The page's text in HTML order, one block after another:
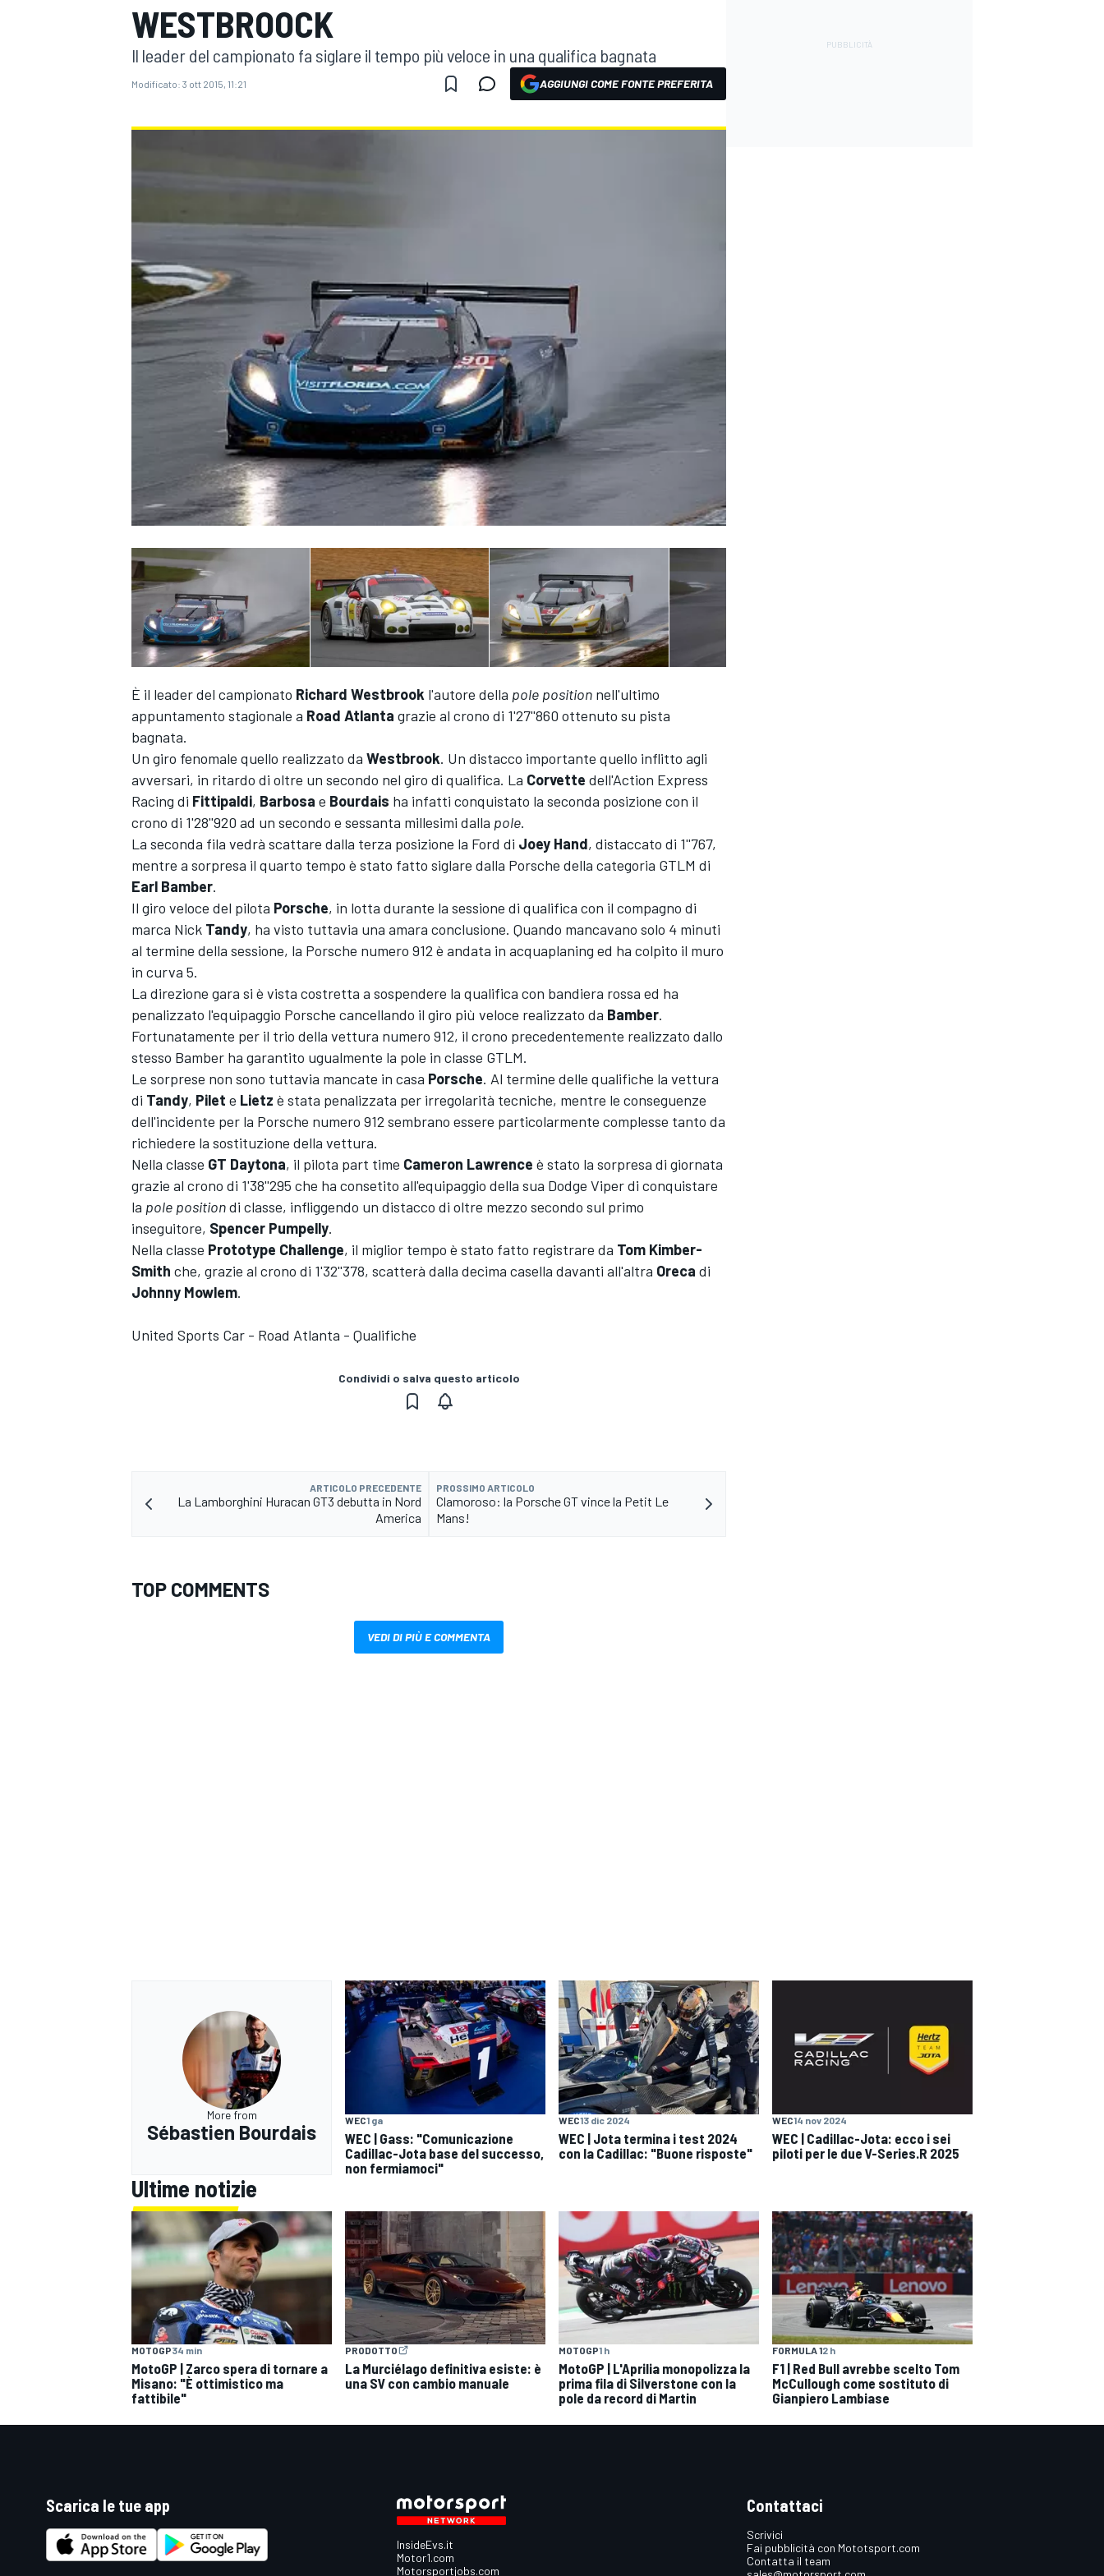
MOTOGP WEC
MONOPOSTO
WESTBROOCK
Il leader del campionato fa siglare il tempo più veloce in una qualifica bagnata
Modificato: 3 ott 2015, 11:21 AGGIUNGI COME FONTE PREFERITA
È il leader del campionato Richard Westbrook l'autore della pole position nell'ultimo
appuntamento stagionale a Road Atlanta grazie al crono di 1'27''860 ottenuto su pista
bagnata.
Un giro fenomale quello realizzato da Westbrook. Un distacco importante quello inflitto agli
avversari, in ritardo di oltre un secondo nel giro di qualifica. La Corvette dell'Action Express
Racing di Fittipaldi, Barbosa e Bourdais ha infatti conquistato la seconda posizione con il
crono di 1'28''920 ad un secondo e sessanta millesimi dalla pole.
La seconda fila vedrà scattare dalla terza posizione la Ford di Joey Hand, distaccato di 1''767,
mentre a sorpresa il quarto tempo è stato fatto siglare dalla Porsche della categoria GTLM di
Earl Bamber.
Il giro veloce del pilota Porsche, in lotta durante la sessione di qualifica con il compagno di
marca Nick Tandy, ha visto tuttavia una amara conclusione. Quando mancavano solo 4 minuti
al termine della sessione, la Porsche numero 912 è andata in acquaplaning ed ha colpito il muro
in curva 5.
La direzione gara si è vista costretta a sospendere la qualifica con bandiera rossa ed ha
penalizzato l'equipaggio Porsche cancellando il giro più veloce realizzato da Bamber.
Fortunatamente per il trio della vettura numero 912, il crono precedentemente realizzato dallo
stesso Bamber ha garantito ugualmente la pole in classe GTLM.
Le sorprese non sono tuttavia mancate in casa Porsche. Al termine delle qualifiche la vettura
di Tandy, Pilet e Lietz è stata penalizzata per irregolarità tecniche, mentre le conseguenze
dell'incidente per la Porsche numero 912 sembrano essere particolarmente complesse tanto da
richiedere la sostituzione della vettura.
Nella classe GT Daytona, il pilota part time Cameron Lawrence è stato la sorpresa di giornata
grazie al crono di 1'38''295 che ha consetito all'equipaggio della sua Dodge Viper di conquistare
la pole positiondi classe, infliggendo un distacco di oltre mezzo secondo sul primo
inseguitore, Spencer Pumpelly.
Nella classe Prototype Challenge, il miglior tempo è stato fatto registrare da Tom Kimber-
Smith che, grazie al crono di 1'32''378, scatterà dalla decima casella davanti all'altra Oreca di
Johnny Mowlem.
United Sports Car - Road Atlanta - Qualifiche
Condividi o salva questo articolo
ARTICOLO PRECEDENTE
La Lamborghini Huracan GT3 debutta in Nord
America
PROSSIMO ARTICOLO
Clamoroso: la Porsche GT vince la Petit Le
Mans!
TOP COMMENTS
VEDI DI PIÙ E COMMENTA
More from
Sébastien Bourdais
WEC1 ga
WEC | Gass: "Comunicazione
Cadillac-Jota base del successo,
non fermiamoci"
WEC13 dic 2024
WEC | Jota termina i test 2024
con la Cadillac: "Buone risposte"
WEC14 nov 2024
WEC | Cadillac-Jota: ecco i sei
piloti per le due V-Series.R 2025
Ultime notizie
MOTOGP34 min
MotoGP | Zarco spera di tornare a
Misano: "È ottimistico ma
fattibile"
PRODOTTO
La Murciélago definitiva esiste: è
una SV con cambio manuale
MOTOGP1 h
MotoGP | L'Aprilia monopolizza la
prima fila di Silverstone con la
pole da record di Martin
FORMULA 12 h
F1 | Red Bull avrebbe scelto Tom
McCullough come sostituto di
Gianpiero Lambiase
Scarica le tue app
InsideEvs.it
Motor1.com
Motorsportjobs.com
Contattaci
Scrivici
Fai pubblicità con Mototsport.com
Contatta il team